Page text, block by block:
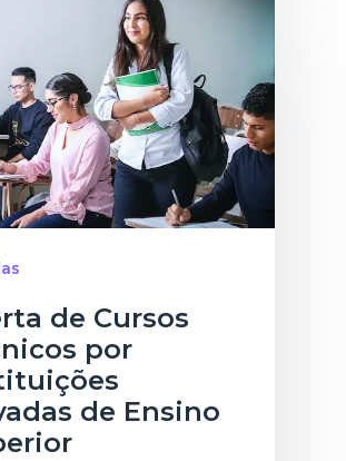
de Cursos
por
de Ensino